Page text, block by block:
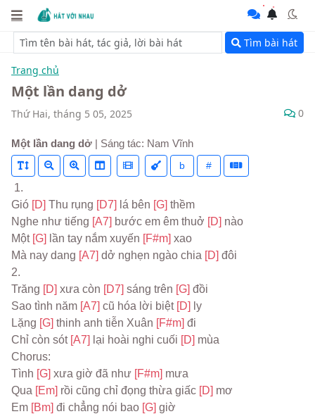
Tìm bài hát
Trang chủ
Một lần dang dở
Thứ Hai, tháng 5 05, 2025 0
Một lần dang dở | Sáng tác: Nam Vĩnh
b #
1.
Gió [D] Thu rụng [D7] lá bên [G] thềm
Nghe như tiếng [A7] bước em êm thuở [D] nào
Một [G] lần tay nắm xuyến [F#m] xao
Mà nay dang [A7] dở nghẹn ngào chia [D] đôi
2.
Trăng [D] xưa còn [D7] sáng trên [G] đồi
Sao tình năm [A7] cũ hóa lời biệt [D] ly
Lặng [G] thinh anh tiễn Xuân [F#m] đi
Chỉ còn sót [A7] lại hoài nghi cuối [D] mùa
Chorus:
Tình [G] xưa giờ đã như [F#m] mưa
Qua [Em] rồi cũng chỉ đọng thừa giấc [D] mơ
Em [Bm] đi chẳng nói bao [G] giờ